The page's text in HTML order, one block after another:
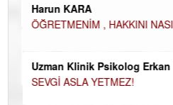
Harun KARA
ÖĞRETMENİM , HAKKINI
Uzman Klinik Psikolog Erkan
SEVGİ ASLA YETMEZ!